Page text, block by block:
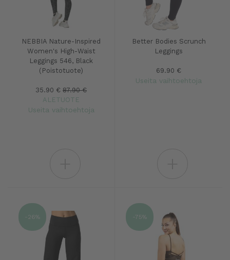
NEBBIA Nature-Inspired
Women's High-Waist
Leggings 546, Black
(Poistotuote)
35.90 € 87.90 €
ALETUOTE
Useita vaihtoehtoja
Better Bodies Scrunch
Leggings
69.90 €
Useita vaihtoehtoja
-26% -75%